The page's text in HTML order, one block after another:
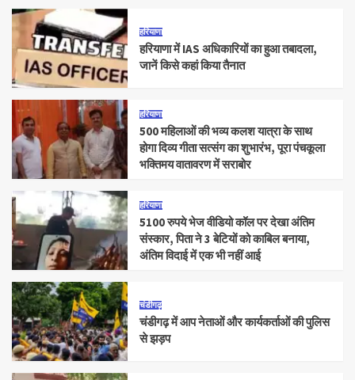
हरियाणा
हरियाणा में IAS अधिकारियों का हुआ तबादला,
जानें किसे कहां किया तैनात
हरियाणा
500 महिलाओं की भव्य कलश यात्रा के साथ
होगा दिव्य गीता सत्संग का शुभारंभ, पूरा पंचकूला
भक्तिमय वातावरण में सराबोर
हरियाणा
5100 रुपये भेज वीडियो कॉल पर देखा अंतिम
संस्कार, पिता ने 3 बेटियों को काबिल बनाया,
अंतिम विदाई में एक भी नहीं आई
चंडीगढ़
चंडीगढ़ में आप नेताओं और कार्यकर्ताओं की पुलिस
से झड़प